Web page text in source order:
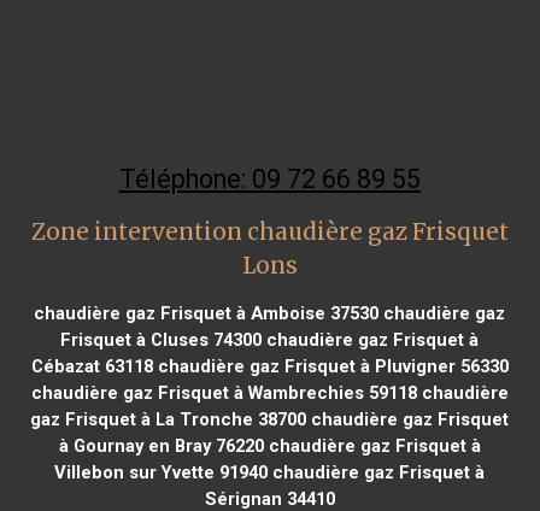
Téléphone: 09 72 66 89 55
Zone intervention chaudière gaz Frisquet
Lons
chaudière gaz Frisquet à Amboise 37530 chaudière gaz
Frisquet à Cluses 74300 chaudière gaz Frisquet à
Cébazat 63118chaudière gaz Frisquet à Pluvigner 56330
chaudière gaz Frisquet à Wambrechies 59118chaudière
gaz Frisquet à La Tronche 38700 chaudière gaz Frisquet
à Gournay en Bray 76220chaudière gaz Frisquet à
Villebon sur Yvette 91940 chaudière gaz Frisquet à
Sérignan 34410